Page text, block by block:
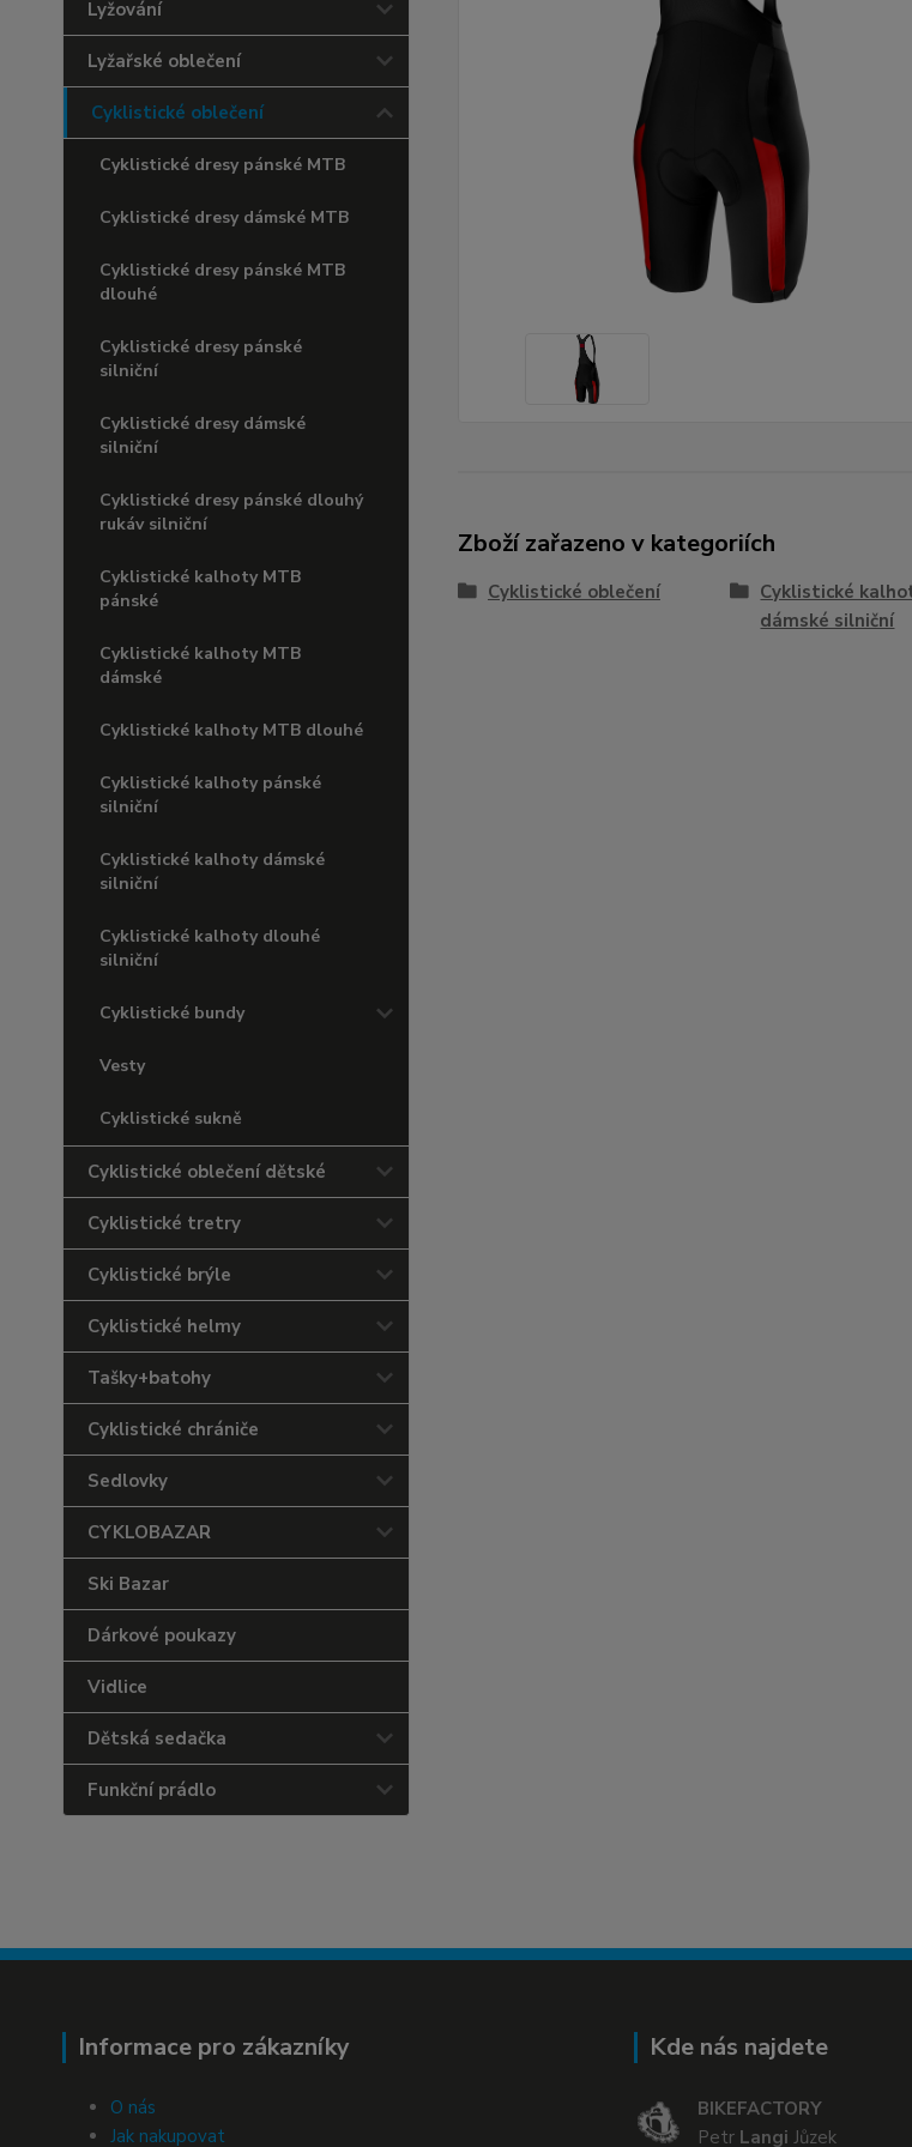
Lyžování
Lyžařské oblečení
Cyklistické oblečení
Cyklistické dresy pánské MTB
Cyklistické dresy dámské MTB
Cyklistické dresy pánské MTB
dlouhé
Cyklistické dresy pánské
silniční
Cyklistické dresy dámské
silniční
Cyklistické dresy pánské dlouhý
rukáv silniční
Cyklistické kalhoty MTB
pánské
Cyklistické kalhoty MTB
dámské
Cyklistické kalhoty MTB dlouhé
Cyklistické kalhoty pánské
silniční
Cyklistické kalhoty dámské
silniční
Cyklistické kalhoty dlouhé
silniční
Cyklistické bundy
Vesty
Cyklistické sukně
Cyklistické oblečení dětské
Cyklistické tretry
Cyklistické brýle
Cyklistické helmy
Tašky+batohy
Cyklistické chrániče
Sedlovky
CYKLOBAZAR
Ski Bazar
Dárkové poukazy
Vidlice
Dětská sedačka
Funkční prádlo
Zboží zařazeno v kategoriích
Cyklistické oblečení
Cyklistické
dámské silniční
Informace pro zákazníky
O nás
Jak nakupovat
Kde nás najdete
BIKEFACTORY
Petr Langi Jůzek